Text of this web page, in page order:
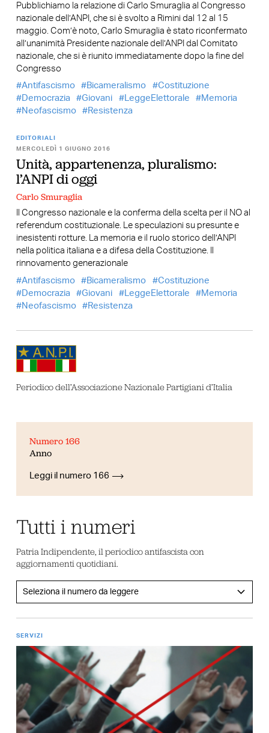
Pubblichiamo la relazione di Carlo Smuraglia al Congresso
nazionale dell’ANPI, che si è svolto a Rimini dal 12 al 15
maggio. Com’è noto, Carlo Smuraglia è stato riconfermato
all’unanimità Presidente nazionale dell’ANPI dal Comitato
nazionale, che si è riunito immediatamente dopo la fine del
Congresso
Antifascismo
Bicameralismo
Costituzione
Democrazia
Giovani LeggeElettorale
Memoria
Neofascismo
Resistenza
EDITORIALI
MERCOLEDÌ 1 GIUGNO 2016
Unità, appartenenza, pluralismo:
l’ANPI di oggi
Carlo Smuraglia
Il Congresso nazionale e la conferma della scelta per il NO al
referendum costituzionale. Le speculazioni su presunte e
inesistenti rotture. La memoria e il ruolo storico dell’ANPI
nella politica italiana e a difesa della Costituzione. Il
rinnovamento generazionale
Antifascismo
Bicameralismo
Costituzione
Democrazia
Giovani LeggeElettorale
Memoria
Neofascismo
Resistenza
Periodico dell’Associazione Nazionale Partigiani d’Italia
Numero 166
Anno
Leggi il numero 166
Tutti i numeri
Patria Indipendente, il periodico antifascista con
aggiornamenti quotidiani.
SERVIZI